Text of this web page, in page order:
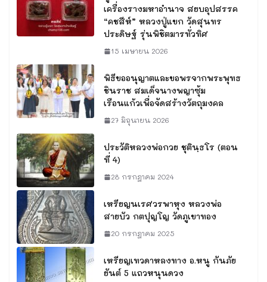
เครื่องรางมหาอำนาจ สยบอุปสรรค
“คชสีห์” หลวงปู่แขก วัดสุนทร
ประดิษฐ์ รุ่นพิชิตมารทั่วทิศ
15 เมษายน 2026
พิธีขออนุญาตและขอพรจากพระพุทธ
ชินราช สมเด็จนางพญาซุ้ม
เรือนแก้วเพื่อจัดสร้างวัตถุมงคล
27 มิถุนายน 2026
ประวัติหลวงพ่อกวย ชุตินฺธโร (ตอน
ที่ 4)
28 กรกฎาคม 2024
เหรียญนเรศวรพาหุง หลวงพ่อ
สายบัว กตปุญโญ วัดภูเขาทอง
20 กรกฎาคม 2025
เหรียญเทวดาหลงทาง อ.หนู กันภัย
ยันต์ 5 แถวหนุนดวง